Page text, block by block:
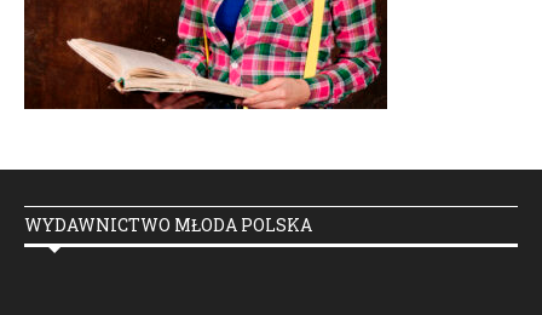
WYDAWNICTWO MŁODA POLSKA